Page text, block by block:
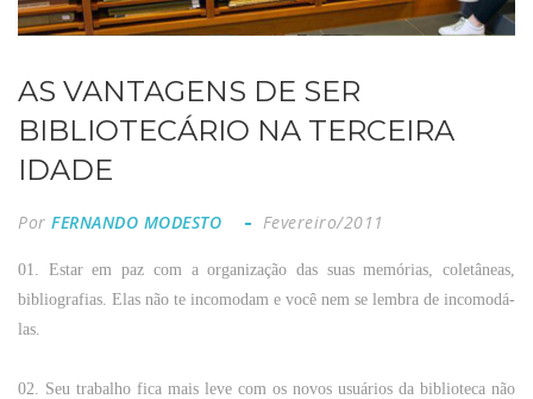
AS VANTAGENS DE SER
BIBLIOTECÁRIO NA TERCEIRA
IDADE
Por FERNANDO MODESTO Fevereiro/2011
01. Estarem paz coma organização das suasmemórias, coletâneas,
bibliografias. Elas não te incomodam e você nem se lembra de incomodá-
las.
02. Seu trabalho fica mais leve com os novos usuários da biblioteca não